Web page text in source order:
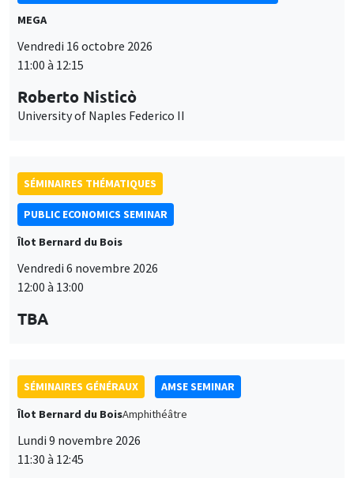
MEGA
Vendredi 16 octobre 2026
11:00 à 12:15
Roberto Nisticò
University of Naples Federico II
SÉMINAIRES THÉMATIQUES
PUBLIC ECONOMICS SEMINAR
Îlot Bernard du Bois
Vendredi 6 novembre 2026
12:00 à 13:00
TBA
SÉMINAIRES GÉNÉRAUX
AMSE SEMINAR
Îlot Bernard du BoisAmphithéâtre
Lundi 9 novembre 2026
11:30 à 12:45
des
personnelles
et
des
cookies
Ce site utilise des cookies et des services tiers pour garantir son bon
contenus multimédias. Vous êtes libre d’accepter, de refuser ou de
politique de confidentialité.
Personnaliser